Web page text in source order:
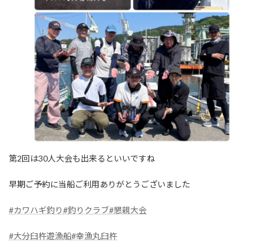
第2回は30人大会も出来るといいですね
早期ご予約に当船ご利用ありがとうございました
#カワハギ釣り#釣りクラブ#懇親大会
#大分臼杵遊漁船#幸漁丸臼杵